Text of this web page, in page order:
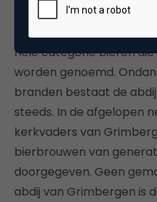
bier brouwden voor de
hele categorie bieren die
worden genoemd.
branden bestaat de
steeds. In de afgelopen
kerkvaders van
bierbrouwen van
doorgegeven. Geen
abdij van Grimbergen is